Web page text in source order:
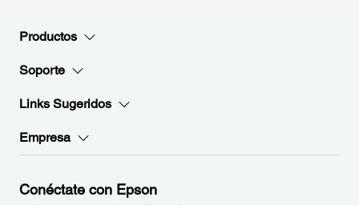
Productos
Soporte
Links Sugeridos
Empresa
Conéctate con Epson